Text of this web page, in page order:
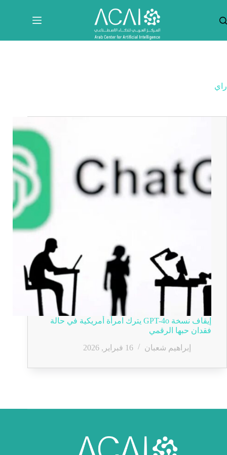
المحتوى
راي
إيقاف نسخة GPT-4o يترك امرأة أمريكية في حالة
فقدان حبها الرقمي
إبراهيم شعبان
16 فبراير, 2026